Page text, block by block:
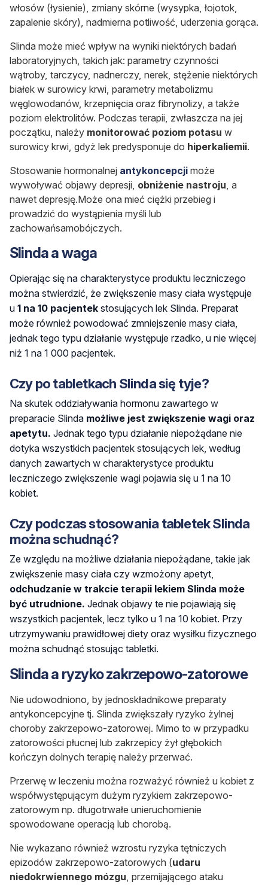
włosów (łysienie), zmiany skórne (wysypka, łojotok,
zapalenie skóry), nadmierna potliwość, uderzenia gorąca.
Slinda może mieć wpływ na wyniki niektórych badań
laboratoryjnych, takich jak: parametry czynności
wątroby, tarczycy, nadnerczy, nerek, stężenie niektórych
białek w surowicy krwi, parametry metabolizmu
węglowodanów, krzepnięcia oraz fibrynolizy, a także
poziom elektrolitów. Podczas terapii, zwłaszcza na jej
początku, należy monitorować poziom potasu w
surowicy krwi, gdyż lek predysponuje do hiperkaliemii.
Stosowanie hormonalnej antykoncepcji może
wywoływać objawy depresji, obniżenie nastroju , a
nawet depresję.Może ona mieć ciężki przebieg i
prowadzić do wystąpienia myśli lub
zachowańsamobójczych.
Slinda a waga
Opierając się na charakterystyce produktu leczniczego
można stwierdzić, że zwiększenie masy ciała występuje
u 1 na 10 pacjentek stosujących lek Slinda. Preparat
może również powodować zmniejszenie masy ciała,
jednak tego typu działanie występuje rzadko, u nie więcej
niż 1 na 1 000 pacjentek.
Czy po tabletkach Slindasię tyje?
Na skutek oddziaływania hormonu zawartego w
preparacie Slinda możliwe jest zwiększenie wagi oraz
apetytu. Jednak tego typu działanie niepożądane nie
dotyka wszystkich pacjentek stosujących lek, według
danych zawartych w charakterystyce produktu
leczniczego zwiększenie wagi pojawia się u 1 na 10
kobiet.
Czy podczas stosowania tabletekSlinda
można schudnąć?
Ze względu na możliwe działania niepożądane, takie jak
zwiększenie masy ciała czy wzmożony apetyt,
odchudzanie w trakcie terapii lekiem Slinda może
być utrudnione. Jednak objawy te nie pojawiają się
wszystkich pacjentek, lecz tylko u 1 na 10 kobiet. Przy
utrzymywaniu prawidłowej diety oraz wysiłku fizycznego
można schudnąć stosując tabletki.
Slinda a ryzyko zakrzepowo-zatorowe
Nie udowodniono, by jednoskładnikowe preparaty
antykoncepcyjne tj. Slinda zwiększały ryzyko żylnej
choroby zakrzepowo-zatorowej. Mimo to w przypadku
zatorowości płucnej lub zakrzepicy żył głębokich
kończyn dolnych terapię należy przerwać.
Przerwę w leczeniu można rozważyć również u kobiet z
współwystępującym dużym ryzykiem zakrzepowo-
zatorowym np. długotrwałe unieruchomienie
spowodowane operacją lub chorobą.
Nie wykazano również wzrostu ryzyka tętniczych
epizodów zakrzepowo-zatorowych (udaru
niedokrwiennego mózgu , przemijającego ataku